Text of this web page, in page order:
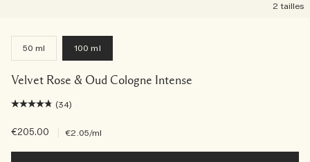
2 tailles
50 ml 100 ml
Velvet Rose & Oud Cologne Intense
(34)
€205.00 €2.05/ml